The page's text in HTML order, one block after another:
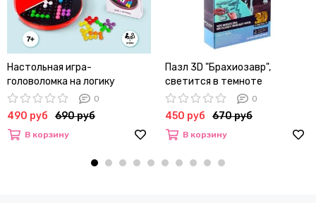
Настольная игра-
головоломка на логику
"ЛогикУМ", 105 заданий, цвет
- красный
0
490 руб 690 руб
В корзину
Пазл 3D "Брахиозавр",
светится в темноте
0
450 руб 670 руб
В корзину